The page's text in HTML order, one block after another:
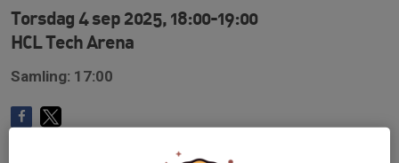
Torsdag 4 sep 2025, 18:00-19:00
HCL Tech Arena
Samling: 17:00